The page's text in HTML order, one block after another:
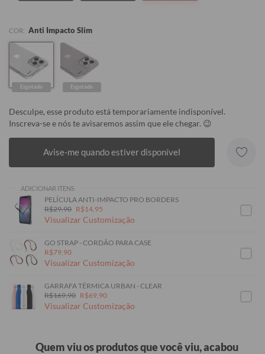
COR: Anti Impacto Slim
Esgotado Esgotado
Desculpe, esse produto está temporariamente indisponível.
Inscreva-se e nós te avisaremos assim que ele chegar. 😉
Avise-me quando estiver disponível
ADICIONAR ITENS
PELÍCULA ANTI-IMPACTO PRO BORDERS
R$29,90 R$14,95
Visualizar Customização
GO STRAP - CORDÃO PARA CASE
R$79,90
Visualizar Customização
GARRAFA TÉRMICA URBAN - CLEAR
R$169,90 R$69,90
Visualizar Customização
Quem viu os produtos que você viu, acabou